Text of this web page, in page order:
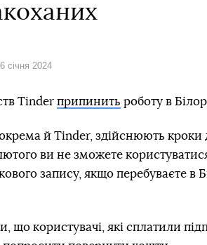
січня 2024
Tinder припинить роботу в
й Tinder, здійснюють кроки
лютого ви не зможете
запису, якщо перебуваєте в
що користувачі, які сплатили